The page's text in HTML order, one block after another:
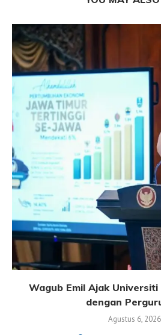
Wagub Emil Ajak
dengan
Agustus 6, 2026